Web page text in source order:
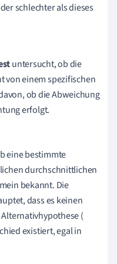
schlechter als dieses
untersucht, ob die
von einem spezifischen
ob die Abweichung
erfolgt.
eine bestimmte
durchschnittlichen
bekannt. Die
dass es keinen
(
existiert, egal in